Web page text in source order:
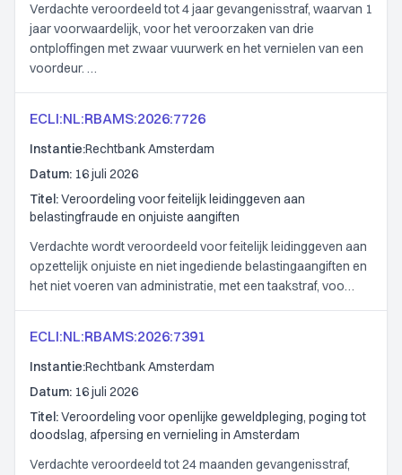
Verdachte veroordeeld tot 4 jaar gevangenisstraf, waarvan 1
jaar voorwaardelijk, voor het veroorzaken van drie
ontploffingen met zwaar vuurwerk en het vernielen van een
voordeur. …
ECLI:NL:RBAMS:2026:7726
Instantie:Rechtbank Amsterdam
Datum: 16 juli 2026
Titel:Veroordeling voor feitelijk leidinggeven aan
belastingfraude en onjuiste aangiften
Verdachte wordt veroordeeld voor feitelijk leidinggeven aan
opzettelijk onjuiste en niet ingediende belastingaangiften en
het niet voeren van administratie, met een taakstraf, voo…
ECLI:NL:RBAMS:2026:7391
Instantie:Rechtbank Amsterdam
Datum: 16 juli 2026
Titel:Veroordeling voor openlijke geweldpleging, poging tot
doodslag, afpersing en vernieling in Amsterdam
Verdachte veroordeeld tot 24 maanden gevangenisstraf,